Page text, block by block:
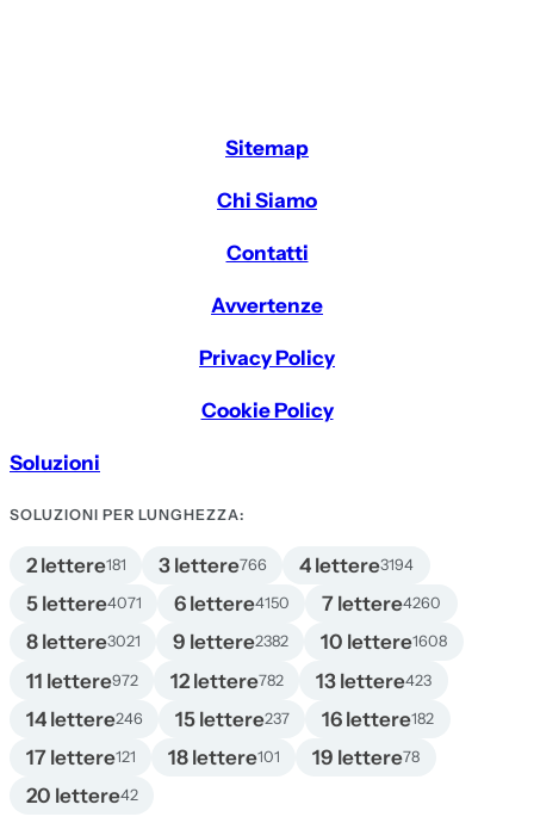
Sitemap
Chi Siamo
Contatti
Avvertenze
Privacy Policy
Cookie Policy
Soluzioni
SOLUZIONI PER LUNGHEZZA:
2 lettere181 3 lettere766 4 lettere3194
5 lettere4071 6 lettere4150 7 lettere4260
8 lettere3021 9 lettere2382 10 lettere1608
11 lettere972 12 lettere782 13 lettere423
14 lettere246 15 lettere237 16 lettere182
17 lettere121 18 lettere101 19 lettere78
20 lettere42